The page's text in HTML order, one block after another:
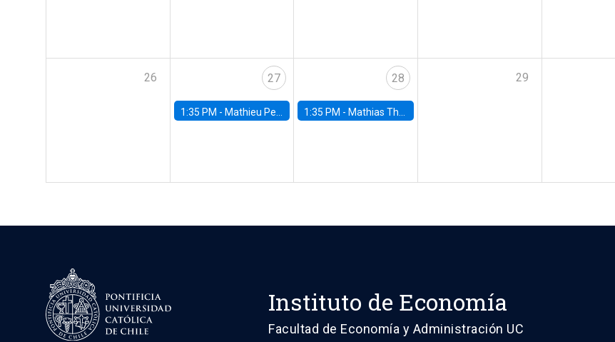
26 27
1:35 PM - Mathieu Pedemonte, IDB
28
1:35 PM - Mathias Thoenig, University of Lausanne
29
Instituto de Economía
Facultad de Economía y Administración UC